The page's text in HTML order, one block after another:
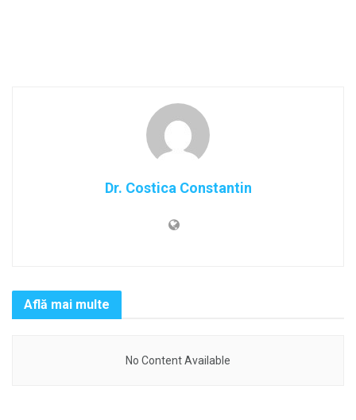
Dr. Costica Constantin
Află mai multe
No Content Available